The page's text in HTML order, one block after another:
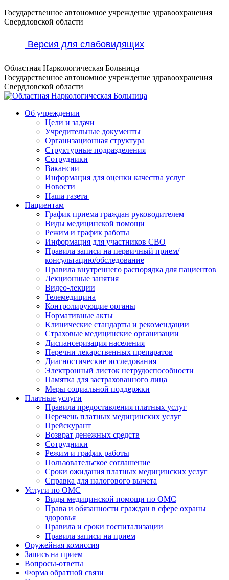
Перейти
к
Государственное автономное учреждение здравоохранения
Свердловской области
Версия для слабовидящих
Областная Наркологическая Больница
Государственное автономное учреждение здравоохранения
Свердловской области
Об учреждении
Цели и задачи
Учредительные документы
Организационная структура
Структурные подразделения
Сотрудники
Вакансии
Информация для оценки качества услуг
Новости
​​Наша газета
Пациентам
График приема граждан руководителем
Виды медицинской помощи
Режим и график работы
Информация для участников СВО
Правила записи на первичный прием/
консультацию/обследование
Правила внутреннего распорядка для пациентов
Лекционные занятия
Видео-лекции
Телемедицина
Контролирующие органы
Нормативные акты
Клинические стандарты и рекомендации
Страховые медицинские организации
Диспансеризация населения
Перечни лекарственных препаратов
Диагностические исследования
Электронный листок нетрудоспособности
Памятка для застрахованного лица
Меры социальной поддержки
Платные услуги
Правила предоставления платных услуг
Перечень платных медицинских услуг
Прейскурант
Возврат денежных средств
Сотрудники
Режим и график работы
Пользовательское соглашение
Сроки ожидания платных медицинских услуг
Справка для налогового вычета
Услуги по ОМС
Виды медицинской помощи по ОМС
Права и обязанности граждан в сфере охраны
здоровья
Правила и сроки госпитализации
Правила записи на прием
Оружейная комиссия
Запись на прием
Вопросы-ответы
Форма обратной связи